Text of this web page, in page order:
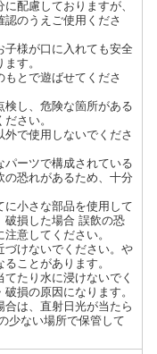
配慮しておりますが、
のうえご使用くださ
子様が口に入れても安全
す。
もとで遊ばせてくださ
検し、危険な箇所がある
さい。
外で使用しないでくださ
パーツで構成されている
の恐れがあるため、十分
に小さな部品を使用して
破損した場合 誤飲の恐
意してください。
づけないでください。や
ことがあります。
てたり水に浸けないでく
損の原因になります。
合は、直射日光が当たら
少ない場所で保管して